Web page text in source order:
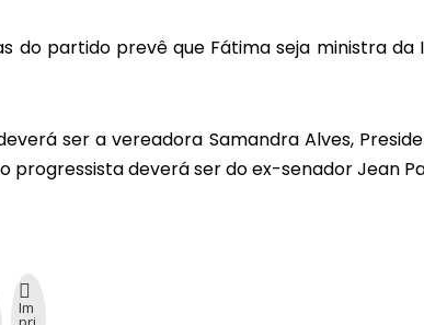
do partido prevê que Fátima seja ministra
ser a vereadora Samandra Alves,
progressista deverá ser do ex-senador Jean
Im